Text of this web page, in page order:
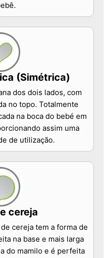
(Simétrica)
dos dois lados, com
no topo. Totalmente
na boca do bebé em
assim uma
de utilização.
cereja
cereja tem a forma de
na base e mais larga
do mamilo e é perfeita